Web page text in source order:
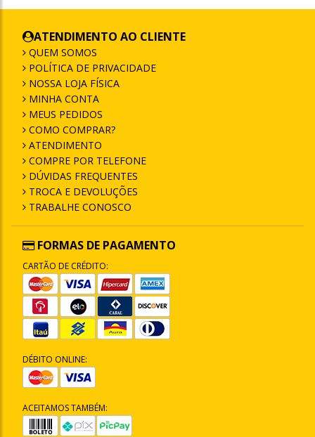
ATENDIMENTO AO CLIENTE
QUEM SOMOS
POLÍTICA DE PRIVACIDADE
NOSSA LOJA FÍSICA
MINHA CONTA
MEUS PEDIDOS
COMO COMPRAR?
ATENDIMENTO
COMPRE POR TELEFONE
DÚVIDAS FREQUENTES
TROCA E DEVOLUÇÕES
TRABALHE CONOSCO
FORMAS DE PAGAMENTO
CARTÃO DE CRÉDITO:
DÉBITO ONLINE:
ACEITAMOS TAMBÉM: